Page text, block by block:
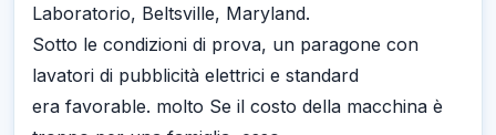
Laboratorio, Beltsville, Maryland.
Sotto le condizioni di prova, un paragone con
lavatori di pubblicità elettrici e standard
era favorable. molto Se il costo della macchina è